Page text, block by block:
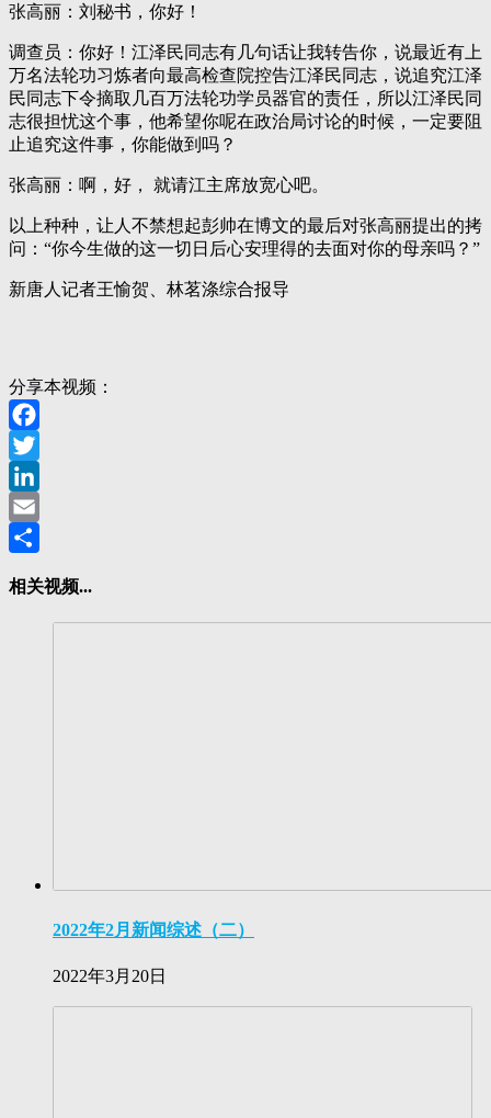
张高丽：刘秘书，你好！
调查员：你好！江泽民同志有几句话让我转告你，说最近有上
万名法轮功习炼者向最高检查院控告江泽民同志，说追究江泽
民同志下令摘取几百万法轮功学员器官的责任，所以江泽民同
志很担忧这个事，他希望你呢在政治局讨论的时候，一定要阻
止追究这件事，你能做到吗？
张高丽：啊，好， 就请江主席放宽心吧。
以上种种，让人不禁想起彭帅在博文的最后对张高丽提出的拷
问：“你今生做的这一切日后心安理得的去面对你的母亲吗？”
新唐人记者王愉贺、林茗涤综合报导
分享本视频：
Facebook
Twitter
LinkedIn
Email
享
相关视频...
2022年2月新闻综述（二）
2022年3月20日